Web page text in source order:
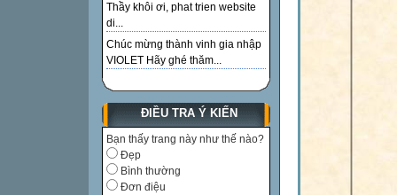
Thầy khôi ơi, phat trien website
di...
Chúc mừng thành vinh gia nhập
VIOLET Hãy ghé thăm...
ĐIỀU TRA Ý KIẾN
Bạn thấy trang này như thế nào?
Đẹp
Bình thường
Đơn điệu